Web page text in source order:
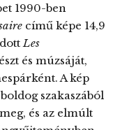
1990-ben
című képe 14,9
Les
és múzsáját,
A kép
szakaszából
és az elmúlt